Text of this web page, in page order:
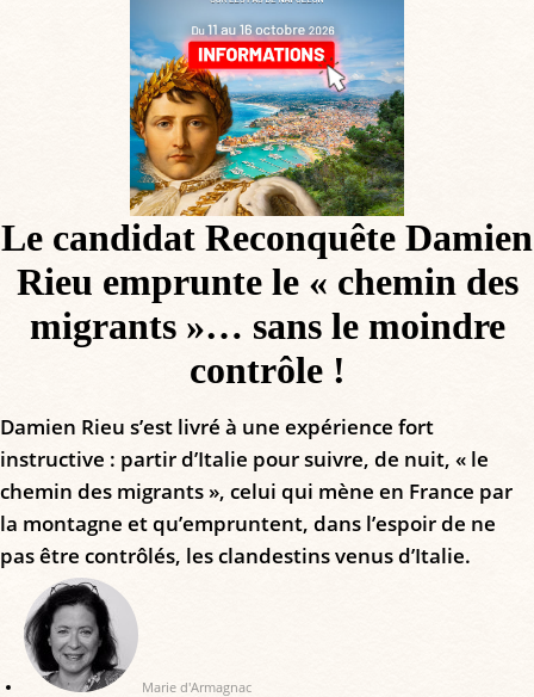
Le candidat Reconquête Damien
Rieu emprunte le « chemin des
migrants »… sans le moindre
contrôle !
Damien Rieu s’est livré à une expérience fort
instructive : partir d’Italie pour suivre, de nuit, « le
chemin des migrants », celui qui mène en France par
la montagne et qu’empruntent, dans l’espoir de ne
pas être contrôlés, les clandestins venus d’Italie.
Marie d'Armagnac